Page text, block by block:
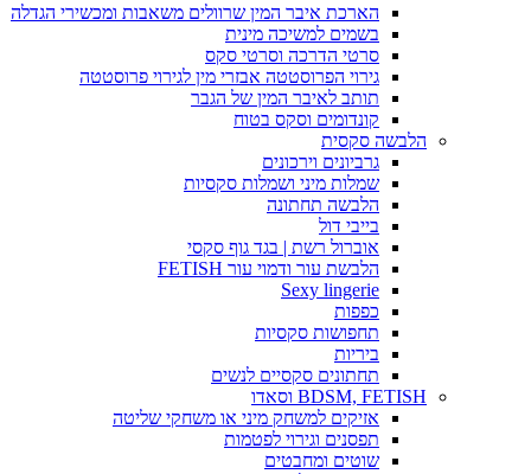
הארכת איבר המין שרוולים משאבות ומכשירי הגדלה
בשמים למשיכה מינית
סרטי הדרכה וסרטי סקס
גירוי הפרוסטטה אבזרי מין לגירוי פרוסטטה
תותב לאיבר המין של הגבר
קונדומים וסקס בטוח
הלבשה סקסית
גרביונים וירכונים
שמלות מיני ושמלות סקסיות
הלבשה תחתונה
בייבי דול
אוברול רשת | בגד גוף סקסי
הלבשת עור ודמוי עור FETISH
Sexy lingerie
כפפות
תחפושות סקסיות
ביריות
תחתונים סקסיים לנשים
BDSM, FETISH וסאדו
אזיקים למשחק מיני או משחקי שליטה
תפסנים וגירוי לפטמות
שוטים ומחבטים